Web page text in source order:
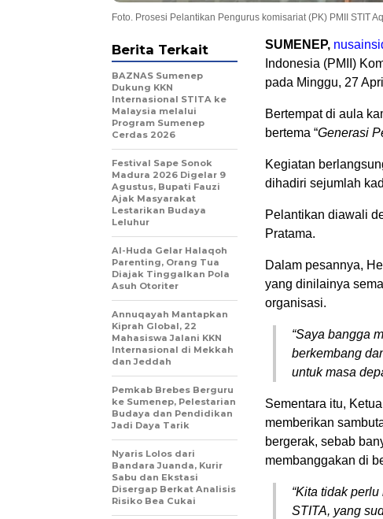
Foto. Prosesi Pelantikan Pengurus komisariat (PK) PMII STIT
SUMENEP,
Indonesia (PMII)
pada Minggu, 27
Bertempat di aula
bertema “Generasi
Kegiatan
dihadiri sejumlah
Pelantikan diawali
Pratama.
Dalam pesannya,
yang dinilainya
organisasi.
“Saya bangga
berkembang
untuk masa
Sementara itu,
memberikan
bergerak, sebab
membanggakan di
“Kita tidak
STITA, yang
Berita Terkait
BAZNAS Sumenep
Dukung KKN
Internasional STITA ke
Malaysia melalui
Program Sumenep
Cerdas 2026
Festival Sape Sonok
Madura 2026 Digelar 9
Agustus, Bupati Fauzi
Ajak Masyarakat
Lestarikan Budaya
Leluhur
Al-Huda Gelar Halaqoh
Parenting, Orang Tua
Diajak Tinggalkan Pola
Asuh Otoriter
Annuqayah Mantapkan
Kiprah Global, 22
Mahasiswa Jalani KKN
Internasional di Mekkah
dan Jeddah
Pemkab Brebes Berguru
ke Sumenep, Pelestarian
Budaya dan Pendidikan
Jadi Daya Tarik
Nyaris Lolos dari
Bandara Juanda, Kurir
Sabu dan Ekstasi
Disergap Berkat Analisis
Risiko Bea Cukai